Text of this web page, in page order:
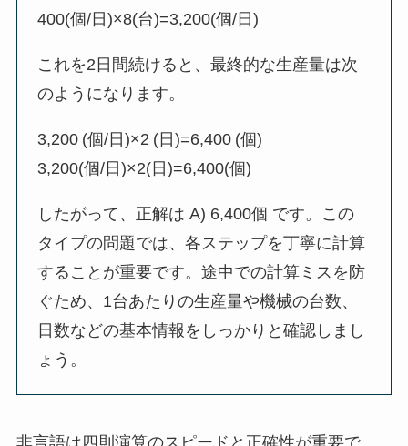
400(個/日)×8(台)=3,200(個/日)
これを2日間続けると、最終的な生産量は次
のようになります。
3,200 (個/日)×2 (日)=6,400 (個)
3,200(個/日)×2(日)=6,400(個)
したがって、正解は A) 6,400個 です。この
タイプの問題では、各ステップを丁寧に計算
することが重要です。途中での計算ミスを防
ぐため、1台あたりの生産量や機械の台数、
日数などの基本情報をしっかりと確認しまし
ょう。
非言語は四則演算のスピードと正確性が重要で